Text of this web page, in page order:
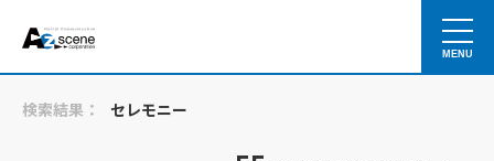
MENU
検索結果： セレモニー